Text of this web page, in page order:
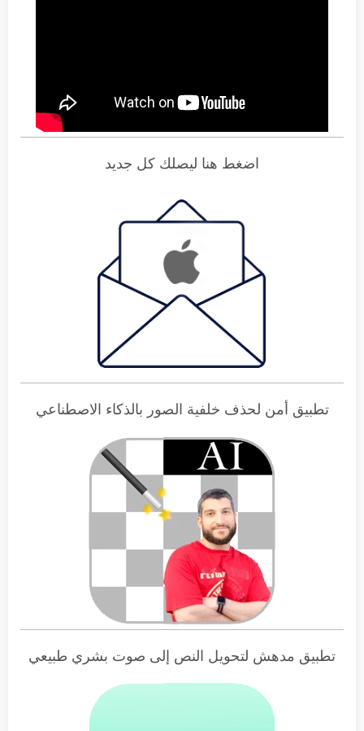
اضغط هنا ليصلك كل جديد
تطبيق أمن لحذف خلفية الصور بالذكاء الاصطناعي
تطبيق مدهش لتحويل النص إلى صوت بشري طبيعي